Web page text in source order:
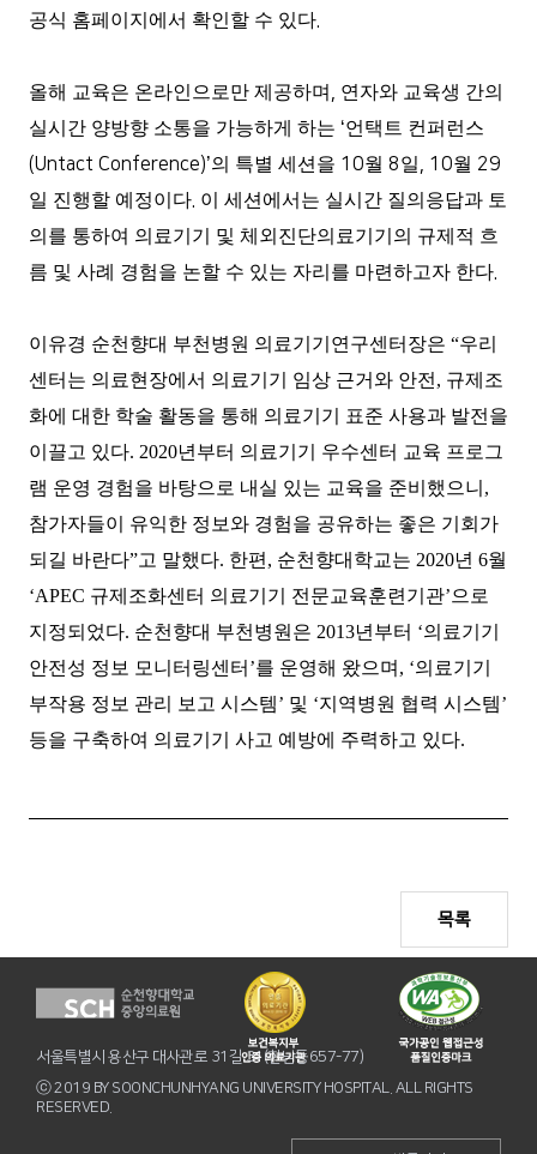
공식 홈페이지에서 확인할 수 있다.
올해 교육은 온라인으로만 제공하며 , 연자와 교육생 간의
실시간 양방향 소통을 가능하게 하는 ‘언택트 컨퍼런스
(Untact Conference)’의 특별 세션을 10월 8일, 10월 29
일 진행할 예정이다. 이 세션에서는 실시간 질의응답과 토
의를 통하여 의료기기 및 체외진단의료기기의 규제적 흐
름 및 사례 경험을 논할 수 있는 자리를 마련하고자 한다.
이유경 순천향대 부천병원 의료기기연구센터장은 “우리
센터는 의료현장에서 의료기기 임상 근거와 안전, 규제조
화에 대한 학술 활동을 통해 의료기기 표준 사용과 발전을
이끌고 있다. 2020년부터 의료기기 우수센터 교육 프로그
램 운영 경험을 바탕으로 내실 있는 교육을 준비했으니,
참가자들이 유익한 정보와 경험을 공유하는 좋은 기회가
되길 바란다”고 말했다. 한편, 순천향대학교는 2020년 6월
‘APEC 규제조화센터 의료기기 전문교육훈련기관’으로
지정되었다. 순천향대 부천병원은 2013년부터 ‘의료기기
안전성 정보 모니터링센터’를 운영해 왔으며, ‘의료기기
부작용 정보 관리 보고 시스템’ 및 ‘지역병원 협력 시스템’
등을 구축하여 의료기기 사고 예방에 주력하고 있다.
목록
서울특별시 용산구 대사관로 31길 31(한남동657-77)
ⓒ 2019 BY SOONCHUNHYANG UNIVERSITY HOSPITAL. ALL RIGHTS
RESERVED.